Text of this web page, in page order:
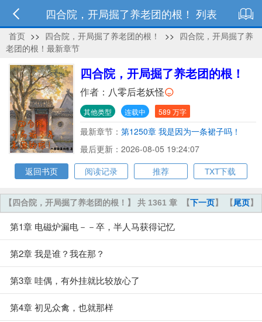
四合院，开局掘了养老团的根！ 列表
首页 >> 四合院，开局掘了养老团的根！ >> 四合院，开局掘了养
老团的根！最新章节
四合院，开局掘了养老团的根！
作者： 八零后老妖怪
其他类型 连载中 589 万字
最新章节： 第1250章 我是因为一条裙子吗！
最后更新：2026-08-05 19:24:07
返回书页
阅读记录 推荐 TXT下载
【下一页】 【尾页】
【四合院，开局掘了养老团的根！】 共 1361 章
第1章 电磁炉漏电－－卒，半人马获得记忆
第2章 我是谁？我在那？
第3章 哇偶，有外挂就比较放心了
第4章 初见众禽，也就那样